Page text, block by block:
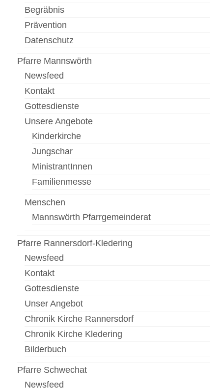
Gottesdienste
Unser Angebot
Bilderbuch
Pfarre Schwechat
Newsfeed
Kontakt
Standorte
Firmung
Fastentücher von Max Rauch
Pfarre Zwölfaxing
Newsfeed
Kontakt
Menschen in der Pfarre Zwölfaxing
Begräbnis
Prävention
Datenschutz
Pfarre Mannswörth
Newsfeed
Kontakt
Gottesdienste
Unsere Angebote
Kinderkirche
Jungschar
MinistrantInnen
Familienmesse
Menschen
Mannswörth Pfarrgemeinderat
Pfarre Rannersdorf-Kledering
Newsfeed
Kontakt
Gottesdienste
Unser Angebot
Chronik Kirche Rannersdorf
Chronik Kirche Kledering
Bilderbuch
Pfarre Schwechat
Newsfeed